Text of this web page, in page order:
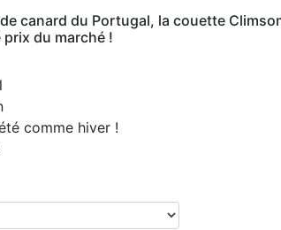
canard du Portugal, la couette
du marché !
comme hiver !